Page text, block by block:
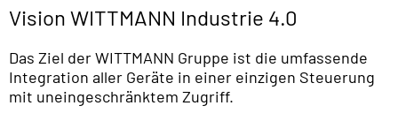
Vision WITTMANN Industrie 4.0
Das Ziel der WITTMANN Gruppe ist die umfassende
Integration aller Geräte in einer einzigen Steuerung
mit uneingeschränktem Zugriff.